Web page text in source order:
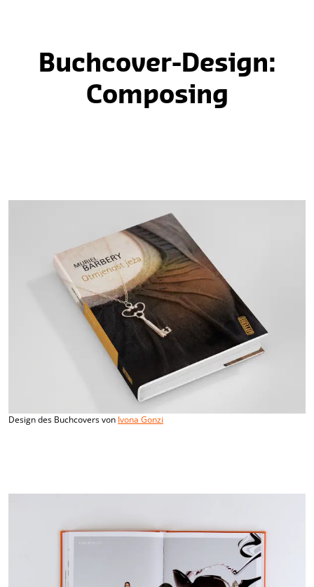
Buchcover-Design:
Composing
Design des Buchcovers von Ivona Gonzi